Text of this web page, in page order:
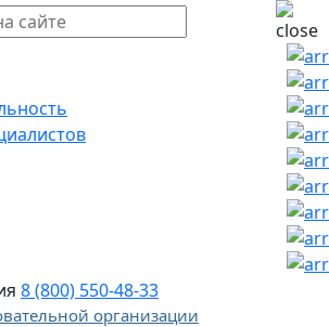
8 (800) 550-48-33
организации